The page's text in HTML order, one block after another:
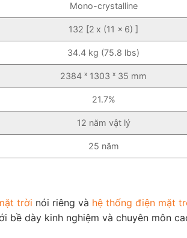
Mono-crystalline
132 [2 x (11 x 6) ]
34.4 kg (75.8 lbs)
2384 ˣ 1303 ˣ 35 mm
21.7%
12 năm vật lý
25 năm
trời nói riêng và hệ thống điện mặt
bề dày kinh nghiệm và chuyên môn